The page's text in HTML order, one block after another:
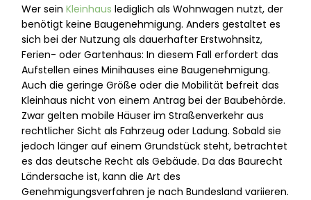
Wer seinKleinhaus lediglich als Wohnwagen nutzt, der
benötigt keine Baugenehmigung. Anders gestaltet es
sich bei der Nutzung als dauerhafter Erstwohnsitz,
Ferien- oder Gartenhaus: In diesem Fall erfordert das
Aufstellen eines Minihauses eine Baugenehmigung.
Auch die geringe Größe oder die Mobilität befreit das
Kleinhaus nicht von einem Antrag bei der Baubehörde.
Zwar gelten mobile Häuser im Straßenverkehr aus
rechtlicher Sicht als Fahrzeug oder Ladung. Sobald sie
jedoch länger auf einem Grundstück steht, betrachtet
es das deutsche Recht als Gebäude. Da das Baurecht
Ländersache ist, kann die Art des
Genehmigungsverfahren je nach Bundesland variieren.